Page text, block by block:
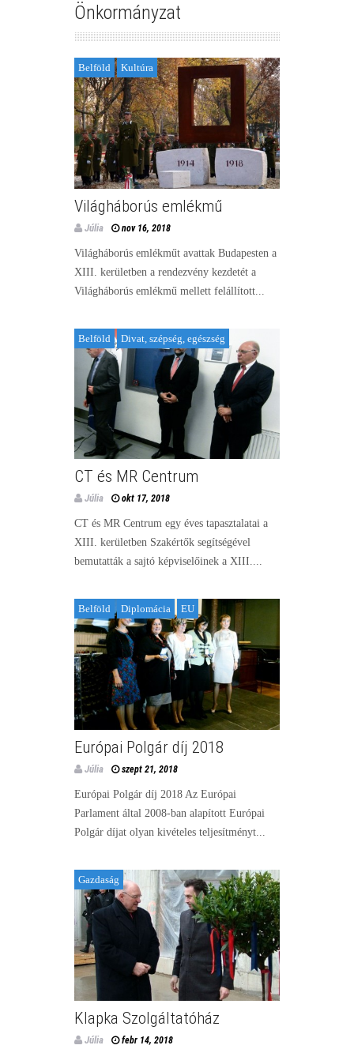
Önkormányzat
Belföld Kultúra
Világháborús emlékmű
Júlia nov 16, 2018
Világháborús emlékműt avattak Budapesten a
XIII. kerületben a rendezvény kezdetét a
Világháborús emlékmű mellett felállított...
Belföld Divat, szépség, egészség
CT és MR Centrum
Júlia okt 17, 2018
CT és MR Centrum egy éves tapasztalatai a
XIII. kerületben Szakértők segítségével
bemutatták a sajtó képviselőinek a XIII....
Belföld Diplomácia EU
Európai Polgár díj 2018
Júlia szept 21, 2018
Európai Polgár díj 2018 Az Európai
Parlament által 2008-ban alapított Európai
Polgár díjat olyan kivételes teljesítményt...
Gazdaság
Klapka Szolgáltatóház
Júlia febr 14, 2018